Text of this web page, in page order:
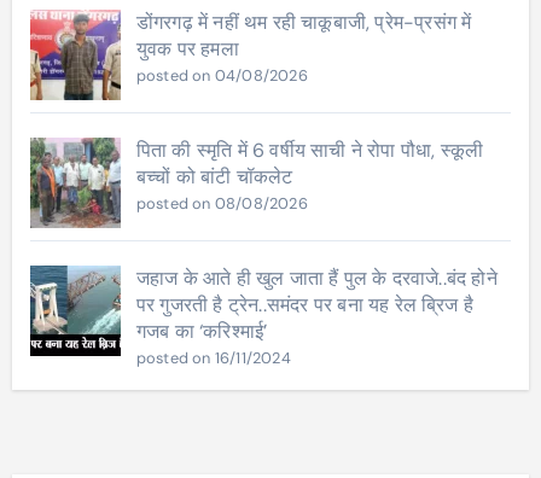
डोंगरगढ़ में नहीं थम रही चाकूबाजी, प्रेम-प्रसंग में
युवक पर हमला
posted on 04/08/2026
पिता की स्मृति में 6 वर्षीय साची ने रोपा पौधा, स्कूली
बच्चों को बांटी चॉकलेट
posted on 08/08/2026
जहाज के आते ही खुल जाता हैं पुल के दरवाजे..बंद होने
पर गुजरती है ट्रेन..समंदर पर बना यह रेल ब्रिज है
गजब का ‘करिश्‍माई’
posted on 16/11/2024